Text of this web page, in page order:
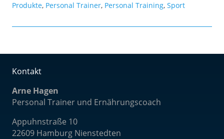
Produkte, Personal Trainer, Personal Training, Sport
Kontakt
Arne Hagen
Personal Trainer und Ernährungscoach
Appuhnstraße 10
22609 Hamburg Nienstedten